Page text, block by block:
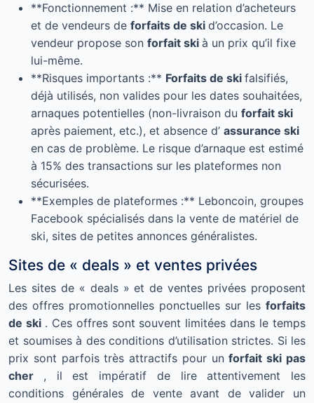
**Fonctionnement :** Mise en relation d’acheteurs
et de vendeurs de forfaits de ski d’occasion. Le
vendeur propose son forfait ski à un prix qu’il fixe
lui-même.
**Risques importants :** Forfaits de ski falsifiés,
déjà utilisés, non valides pour les dates souhaitées,
arnaques potentielles (non-livraison du forfait ski
après paiement, etc.), et absence d’ assurance ski
en cas de problème. Le risque d’arnaque est estimé
à 15% des transactions sur les plateformes non
sécurisées.
**Exemples de plateformes :** Leboncoin, groupes
Facebook spécialisés dans la vente de matériel de
ski, sites de petites annonces généralistes.
Sites de « deals » et ventes privées
Les sites de « deals » et de ventes privées proposent
des offres promotionnelles ponctuelles sur les forfaits
de ski . Ces offres sont souvent limitées dans le temps
et soumises à des conditions d’utilisation strictes. Si les
prix sont parfois très attractifs pour unforfait ski pas
cher , il est impératif de lire attentivement les
conditions générales de vente avant de valider un